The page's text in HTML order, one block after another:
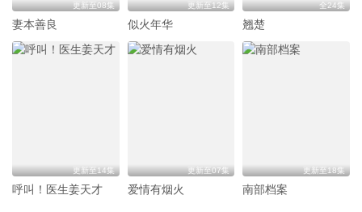
更新至08集
妻本善良
更新至12集
似火年华
全24集
翘楚
更新至14集
呼叫！医生姜天才
更新至07集
爱情有烟火
更新至18集
南部档案